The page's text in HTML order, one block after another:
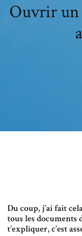
Ouvrir un
Du coup, j’ai fait
tous les documents
t’expliquer, c’est